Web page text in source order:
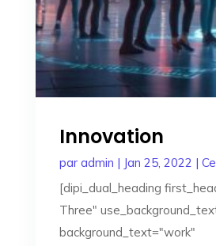
Innovation
par admin | Jan 25, 2022 |
[dipi_dual_heading
Three"
background_text="work"